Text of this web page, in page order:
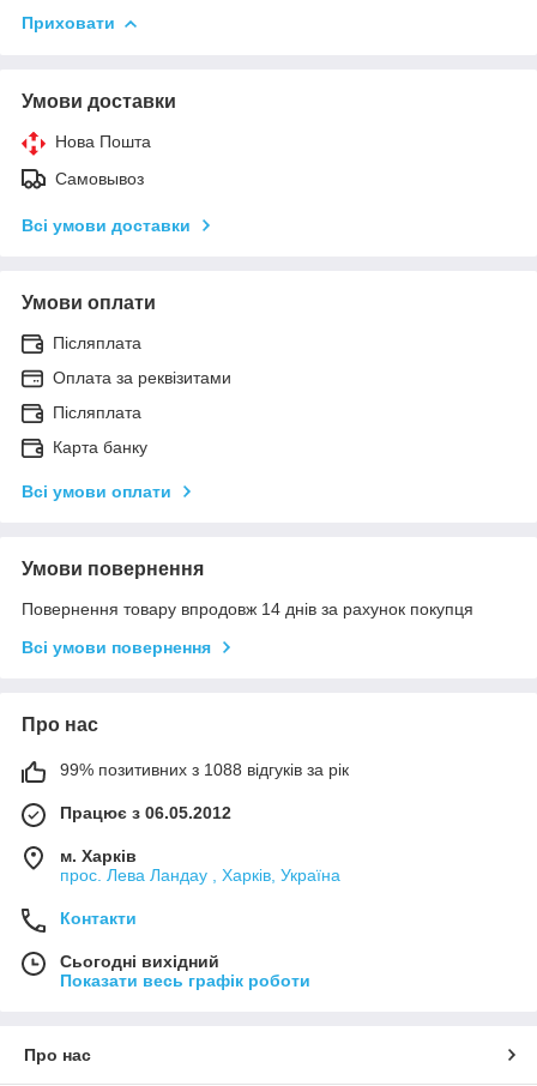
Приховати
Умови доставки
Нова Пошта
Самовывоз
Всі умови доставки
Умови оплати
Післяплата
Оплата за реквізитами
Післяплата
Карта банку
Всі умови оплати
Умови повернення
Повернення товару впродовж 14 днів за рахунок покупця
Всі умови повернення
Про нас
99% позитивних з 1088 відгуків за рік
Працює з 06.05.2012
м. Харків
прос. Лева Ландау , Харків, Україна
Контакти
Сьогодні вихідний
Показати весь графік роботи
Про нас